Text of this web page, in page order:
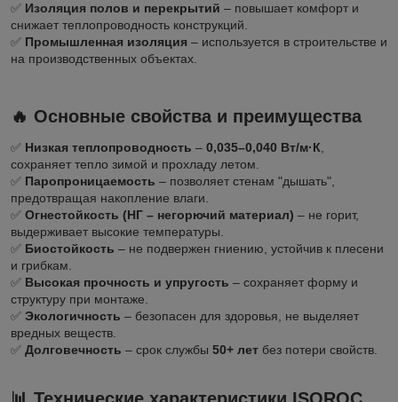
✅ Изоляция полов и перекрытий – повышает комфорт и
снижает теплопроводность конструкций.
✅ Промышленная изоляция – используется в строительстве и
на производственных объектах.
🔥 Основные свойства и преимущества
✅ Низкая теплопроводность – 0,035–0,040 Вт/м·К,
сохраняет тепло зимой и прохладу летом.
✅ Паропроницаемость – позволяет стенам "дышать",
предотвращая накопление влаги.
✅ Огнестойкость (НГ – негорючий материал) – не горит,
выдерживает высокие температуры.
✅ Биостойкость – не подвержен гниению, устойчив к плесени
и грибкам.
✅ Высокая прочность и упругость – сохраняет форму и
структуру при монтаже.
✅ Экологичность – безопасен для здоровья, не выделяет
вредных веществ.
✅ Долговечность – срок службы 50+ лет без потери свойств.